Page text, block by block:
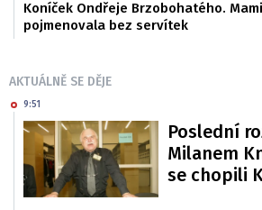
Koníček Ondřeje Brzobohatého.
pojmenovala bez servítek
AKTUÁLNĚ SE DĚJE
9:51
Poslední
Milanem
se chopili